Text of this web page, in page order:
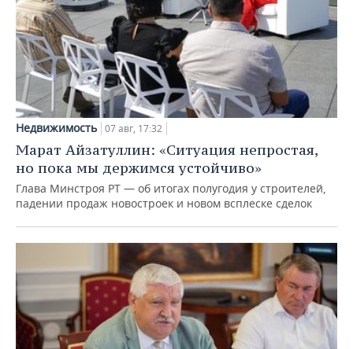
Недвижимость 07 авг, 17:32
Марат Айзатуллин: «Ситуация непростая,
но пока мы держимся устойчиво»
Глава Минстроя РТ — об итогах полугодия у строителей,
падении продаж новостроек и новом всплеске сделок